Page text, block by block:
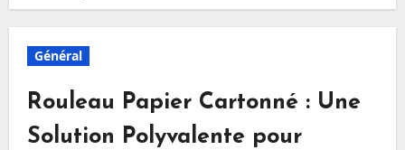
Général
Rouleau Papier Cartonné : Une
Solution Polyvalente pour